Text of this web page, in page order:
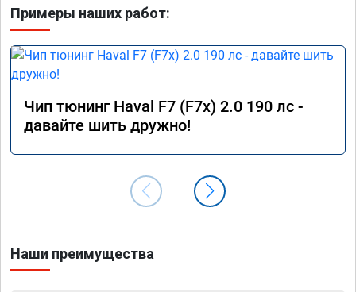
Примеры наших работ:
Чип тюнинг Haval F7 (F7x) 2.0 190 лс -
давайте шить дружно!
Наши преимущества